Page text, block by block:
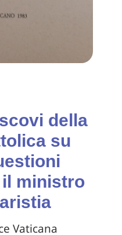
della
su
ministro
Vaticana